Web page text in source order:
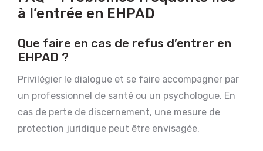
à l’entrée en EHPAD
Que faire en cas de refus d’entrer en
EHPAD ?
Privilégier le dialogue et se faire accompagner par
un professionnel de santé ou un psychologue. En
cas de perte de discernement, une mesure de
protection juridique peut être envisagée.